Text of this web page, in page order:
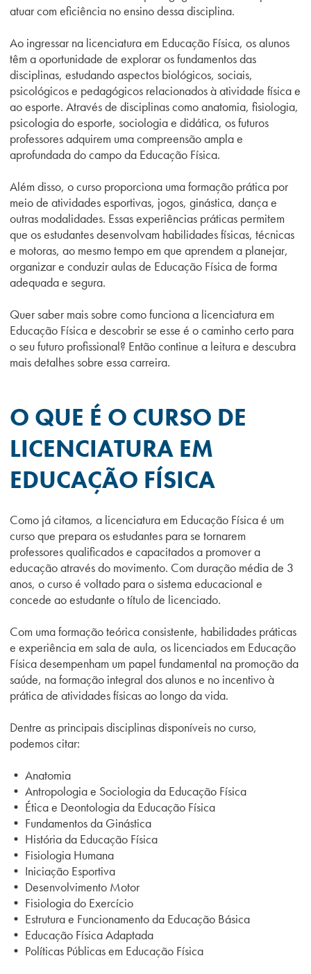
atuar com eficiência no ensino dessa disciplina.
Ao ingressar na licenciatura em Educação Física, os alunos
têm a oportunidade de explorar os fundamentos das
disciplinas, estudando aspectos biológicos, sociais,
psicológicos e pedagógicos relacionados à atividade física e
ao esporte. Através de disciplinas como anatomia, fisiologia,
psicologia do esporte, sociologia e didática, os futuros
professores adquirem uma compreensão ampla e
aprofundada do campo da Educação Física.
Além disso, o curso proporciona uma formação prática por
meio de atividades esportivas, jogos, ginástica, dança e
outras modalidades. Essas experiências práticas permitem
que os estudantes desenvolvam habilidades físicas, técnicas
e motoras, ao mesmo tempo em que aprendem a planejar,
organizar e conduzir aulas de Educação Física de forma
adequada e segura.
Quer saber mais sobre como funciona a licenciatura em
Educação Física e descobrir se esse é o caminho certo para
o seu futuro profissional? Então continue a leitura e descubra
mais detalhes sobre essa carreira.
O QUE É O CURSO DE
LICENCIATURA EM
EDUCAÇÃO FÍSICA
Como já citamos, a licenciatura em Educação Física é um
curso que prepara os estudantes para se tornarem
professores qualificados e capacitados a promover a
educação através do movimento. Com duração média de 3
anos, o curso é voltado para o sistema educacional e
concede ao estudante o título de licenciado.
Com uma formação teórica consistente, habilidades práticas
e experiência em sala de aula, os licenciados em Educação
Física desempenham um papel fundamental na promoção da
saúde, na formação integral dos alunos e no incentivo à
prática de atividades físicas ao longo da vida.
Dentre as principais disciplinas disponíveis no curso,
podemos citar:
• Anatomia
• Antropologia e Sociologia da Educação Física
• Ética e Deontologia da Educação Física
• Fundamentos da Ginástica
• História da Educação Física
• Fisiologia Humana
• Iniciação Esportiva
• Desenvolvimento Motor
• Fisiologia do Exercício
• Estrutura e Funcionamento da Educação Básica
• Educação Física Adaptada
• Políticas Públicas em Educação Física